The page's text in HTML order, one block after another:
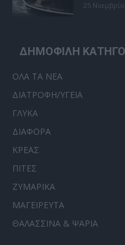
25
ΔΗΜΟΦΙΛΗ
ΟΛΑ ΤΑ ΝΕΑ
ΔΙΑΤΡΟΦΗ/ΥΓΕΙΑ
ΓΛΥΚΑ
ΔΙΑΦΟΡΑ
ΚΡΕΑΣ
ΠΙΤΕΣ
ΖΥΜΑΡΙΚΑ
ΜΑΓΕΙΡΕΥΤΑ
ΘΑΛΑΣΣΙΝΑ & ΨΑΡΙΑ